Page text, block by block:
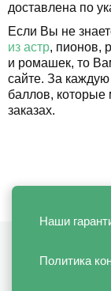
доставлена по
Если Вы не
из астр, пионов,
и ромашек, то
сайте. За
баллов, которые
заказах.
Наши
Политика